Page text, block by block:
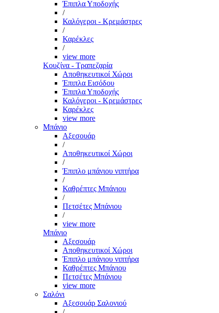
Έπιπλα Υποδοχής
/
Καλόγεροι - Κρεμάστρες
/
Καρέκλες
/
view more
Κουζίνα - Τραπεζαρία
Αποθηκευτικοί Χώροι
Έπιπλα Εισόδου
Έπιπλα Υποδοχής
Καλόγεροι - Κρεμάστρες
Καρέκλες
view more
Μπάνιο
Αξεσουάρ
/
Αποθηκευτικοί Χώροι
/
Έπιπλο μπάνιου νιπτήρα
/
Καθρέπτες Μπάνιου
/
Πετσέτες Μπάνιου
/
view more
Μπάνιο
Αξεσουάρ
Αποθηκευτικοί Χώροι
Έπιπλο μπάνιου νιπτήρα
Καθρέπτες Μπάνιου
Πετσέτες Μπάνιου
view more
Σαλόνι
Αξεσουάρ Σαλονιού